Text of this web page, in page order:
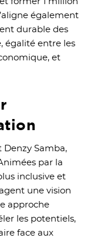
également
durable des
égalité entre les
et
Denzy Samba,
par la
inclusive et
une vision
approche
les potentiels,
face aux